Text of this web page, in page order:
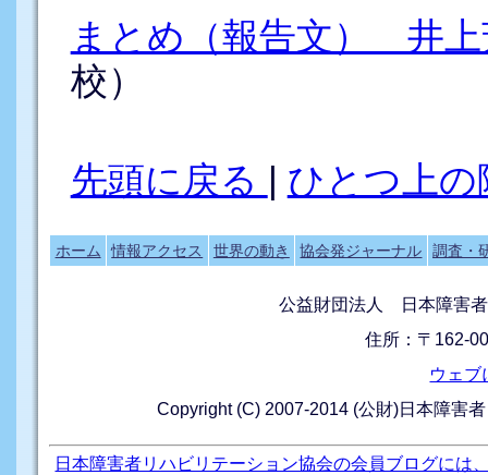
まとめ（報告文） 井上
校）
先頭に戻る | ひとつ上の
ホーム 情報アクセス 世界の動き 協会発ジャーナル 調査・
公益財団法人 日本障害
住所：〒162-
ウェブ
Copyright (C) 2007-2014 (公財)日本障害
日本障害者リハビリテーション協会の会員ブログには